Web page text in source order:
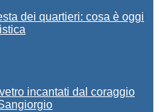
dei quartieri: cosa è oggi
incantati dal coraggio